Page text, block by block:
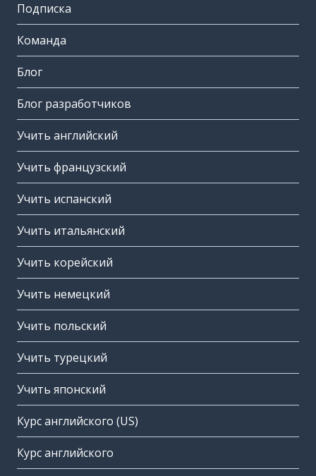
Подписка
Команда
Блог
Блог разработчиков
Учить английский
Учить французский
Учить испанский
Учить итальянский
Учить корейский
Учить немецкий
Учить польский
Учить турецкий
Учить японский
Курс английского (US)
Курс английского